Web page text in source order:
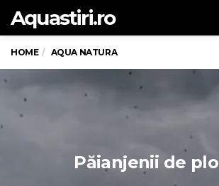
Aquastiri.ro
HOME AQUA NATURA
Păianjenii de